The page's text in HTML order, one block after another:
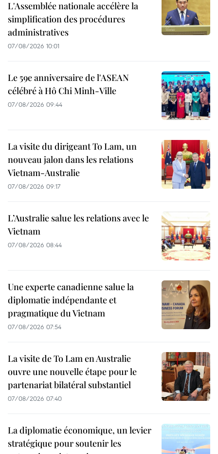
L'Assemblée nationale accélère la
simplification des procédures
administratives
07/08/2026 10:01
Le 59e anniversaire de l'ASEAN
célébré à Hô Chi Minh-Ville
07/08/2026 09:44
La visite du dirigeant To Lam, un
nouveau jalon dans les relations
Vietnam-Australie
07/08/2026 09:17
L’Australie salue les relations avec le
Vietnam
07/08/2026 08:44
Une experte canadienne salue la
diplomatie indépendante et
pragmatique du Vietnam
07/08/2026 07:54
La visite de To Lam en Australie
ouvre une nouvelle étape pour le
partenariat bilatéral substantiel
07/08/2026 07:40
La diplomatie économique, un levier
stratégique pour soutenir les